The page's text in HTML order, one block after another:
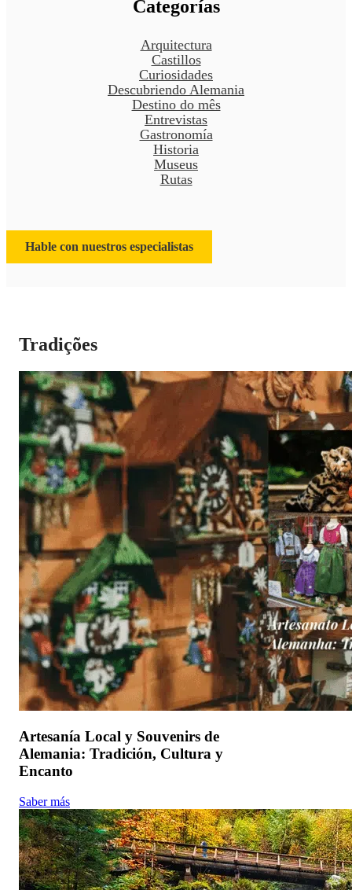
Categorías
Arquitectura
Castillos
Curiosidades
Descubriendo Alemania
Destino do mês
Entrevistas
Gastronomía
Historia
Museus
Rutas
Hable con nuestros especialistas
Tradições
Artesanía Local y Souvenirs de
Alemania: Tradición, Cultura y
Encanto
Saber más